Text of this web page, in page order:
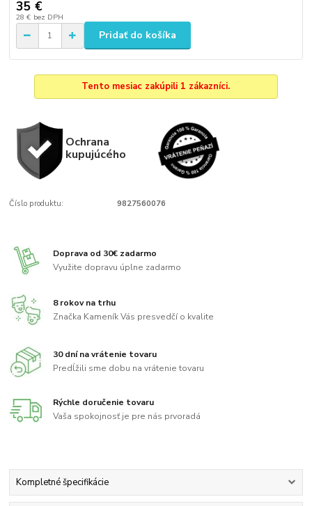
35 €
28 € bez DPH
Pridať do košíka
Tento mesiac zakúpili 1 zákazníci.
Ochrana
kupujúcého
Číslo produktu: 9827560076
Doprava od 30€ zadarmo
Využite dopravu úplne zadarmo
8 rokov na trhu
Značka Kameník Vás presvedčí o kvalite
30 dní na vrátenie tovaru
Predĺžili sme dobu na vrátenie tovaru
Rýchle doručenie tovaru
Vaša spokojnosť je pre nás prvoradá
Kompletné špecifikácie